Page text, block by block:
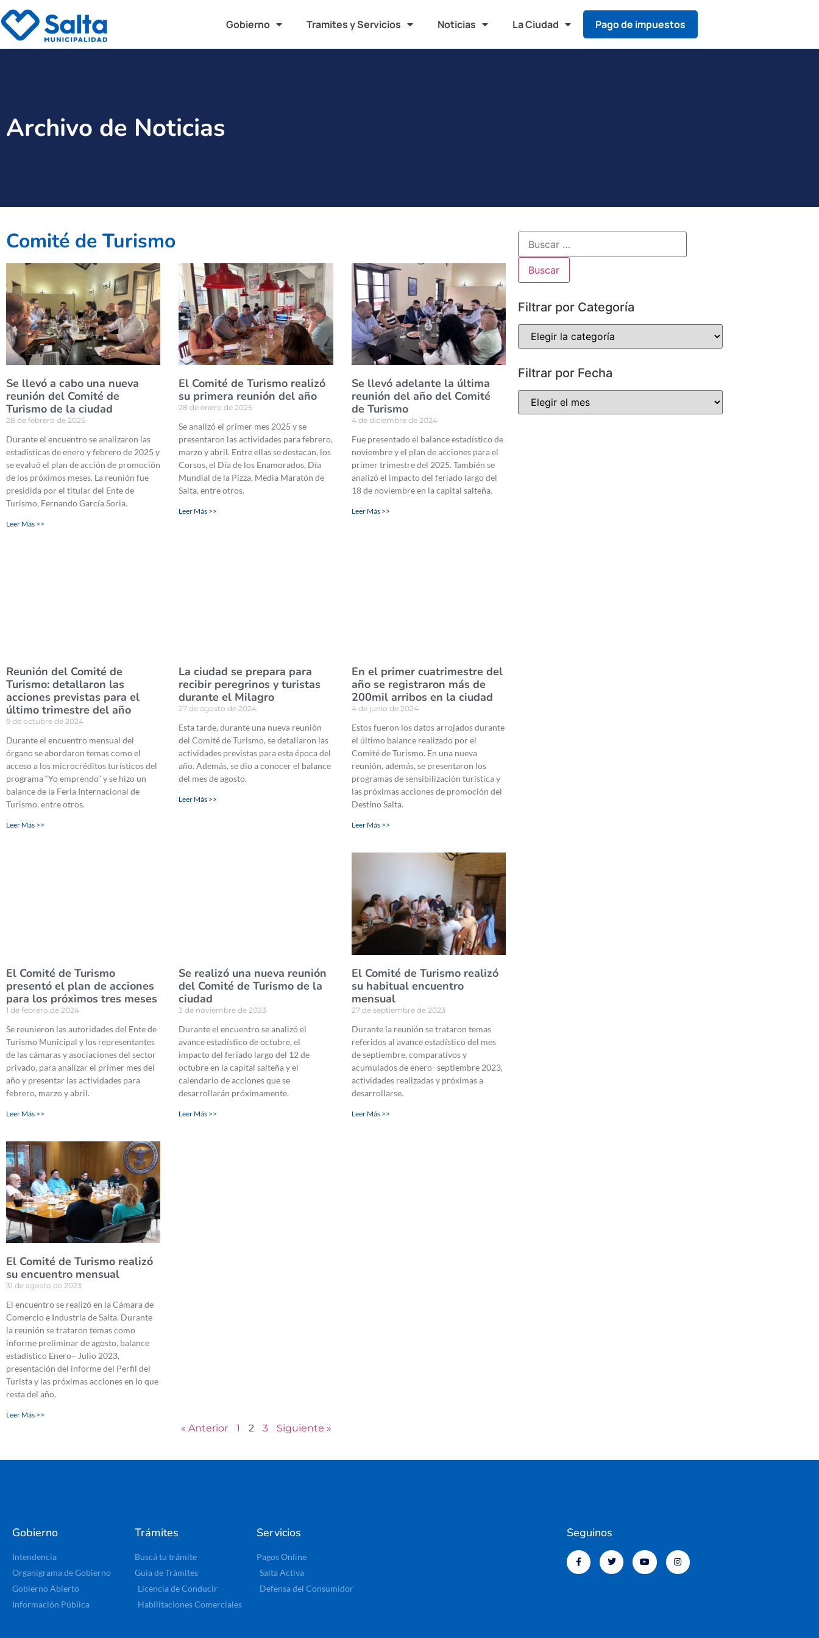
Gobierno Tramites y Servicios Noticias La Ciudad Pago de impuestos
Archivo de Noticias
Comité de Turismo
Se llevó a cabo una nueva
reunión del Comité de
Turismo de la ciudad
28 de febrero de 2025
Durante el encuentro se analizaron las
estadísticas de enero y febrero de 2025 y
se evaluó el plan de acción de promoción
de los próximos meses. La reunión fue
presidida por el titular del Ente de
Turismo, Fernando García Soria.
Leer Más >>
El Comité de Turismo realizó
su primera reunión del año
28 de enero de 2025
Se analizó el primer mes 2025 y se
presentaron las actividades para febrero,
marzo y abril. Entre ellas se destacan, los
Corsos, el Día de los Enamorados, Día
Mundial de la Pizza, Media Maratón de
Salta, entre otros.
Leer Más >>
Se llevó adelante la última
reunión del año del Comité
de Turismo
4 de diciembre de 2024
Fue presentado el balance estadístico de
noviembre y el plan de acciones para el
primer trimestre del 2025. También se
analizó el impacto del feriado largo del
18 de noviembre en la capital salteña.
Leer Más >>
Reunión del Comité de
Turismo: detallaron las
acciones previstas para el
último trimestre del año
9 de octubre de 2024
Durante el encuentro mensual del
órgano se abordaron temas como el
acceso a los microcréditos turísticos del
programa “Yo emprendo” y se hizo un
balance de la Feria Internacional de
Turismo, entre otros.
Leer Más >>
La ciudad se prepara para
recibir peregrinos y turistas
durante el Milagro
27 de agosto de 2024
Esta tarde, durante una nueva reunión
del Comité de Turismo, se detallaron las
actividades previstas para esta época del
año. Además, se dio a conocer el balance
del mes de agosto.
Leer Más >>
En el primer cuatrimestre del
año se registraron más de
200mil arribos en la ciudad
4 de junio de 2024
Estos fueron los datos arrojados durante
el último balance realizado por el
Comité de Turismo. En una nueva
reunión, además, se presentaron los
programas de sensibilización turística y
las próximas acciones de promoción del
Destino Salta.
Leer Más >>
El Comité de Turismo
presentó el plan de acciones
para los próximos tres meses
1 de febrero de 2024
Se reunieron las autoridades del Ente de
Turismo Municipal y los representantes
de las cámaras y asociaciones del sector
privado, para analizar el primer mes del
año y presentar las actividades para
febrero, marzo y abril.
Leer Más >>
Se realizó una nueva reunión
del Comité de Turismo de la
ciudad
3 de noviembre de 2023
Durante el encuentro se analizó el
avance estadístico de octubre, el
impacto del feriado largo del 12 de
octubre en la capital salteña y el
calendario de acciones que se
desarrollarán próximamente.
Leer Más >>
El Comité de Turismo realizó
su habitual encuentro
mensual
27 de septiembre de 2023
Durante la reunión se trataron temas
referidos al avance estadístico del mes
de septiembre, comparativos y
acumulados de enero- septiembre 2023,
actividades realizadas y próximas a
desarrollarse.
Leer Más >>
El Comité de Turismo realizó
su encuentro mensual
31 de agosto de 2023
El encuentro se realizó en la Cámara de
Comercio e Industria de Salta. Durante
la reunión se trataron temas como
informe preliminar de agosto, balance
estadístico Enero– Julio 2023,
presentación del informe del Perfil del
Turista y las próximas acciones en lo que
resta del año.
Leer Más >>
« Anterior 1 2 3 Siguiente »
Filtrar por Categoría
Filtrar por Fecha
Gobierno
Intendencia
Organigrama de Gobierno
Gobierno Abierto
Información Pública
Trámites
Buscá tu trámite
Guía de Trámites
Licencia de Conducir
Habilitaciones Comerciales
Servicios
Pagos Online
Salta Activa
Defensa del Consumidor
Seguinos